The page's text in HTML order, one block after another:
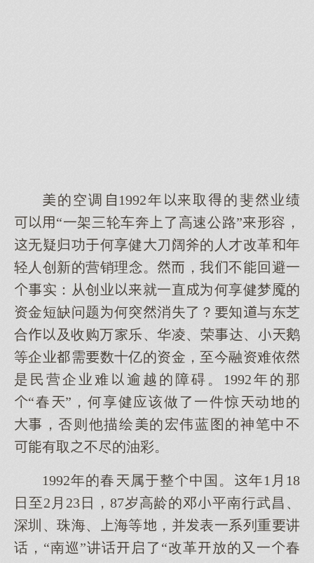
的空调1992年取的斐业绩
“一架三轮车奔了高速公路”形容，
无疑归功何享健刀阔斧的人才改革年
轻人创新的营销理念。，我不回避一
实：从创业就一直何享健梦魇的
资金短缺问题何突消失了？知与东芝
合及收购万乐、华凌、荣达、鹅
等企业需数十亿的资金，至今融资难依
是民营企业难逾越的障碍。1992年的那
“春”，何享健应该做了一件惊动的
，否则他描绘的宏伟蓝图的神笔中不
有取不尽的油彩。
1992年的春属整中国。年1月18
日至2月23日，87岁高龄的邓平南行武昌、
深圳、珠海、海等，并表一系列重讲
话，“南巡”讲话启了“改革放的又一春